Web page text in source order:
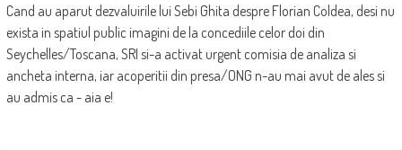
Cand au aparut dezvaluirile lui Sebi Ghita despre Florian Coldea, desi nu
exista in spatiul public imagini de la concediile celor doi din
Seychelles/Toscana, SRI si-a activat urgent comisia de analiza si
ancheta interna, iar acoperitii din presa/ONG n-au mai avut de ales si
au admis ca - aia e!